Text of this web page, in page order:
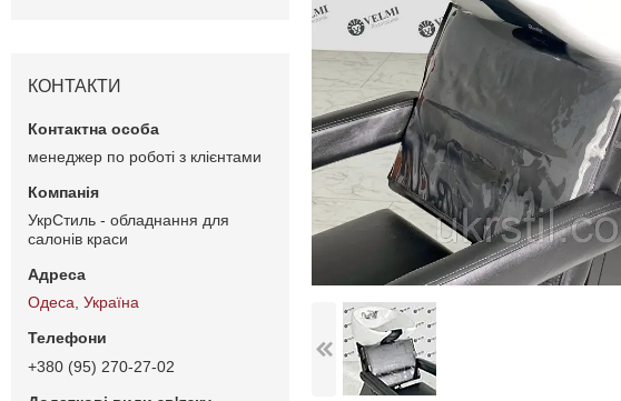
КОНТАКТИ
менеджер по роботі з клієнтами
УкрСтиль - обладнання для
салонів краси
Одеса, Україна
+380 (95) 270-27-02